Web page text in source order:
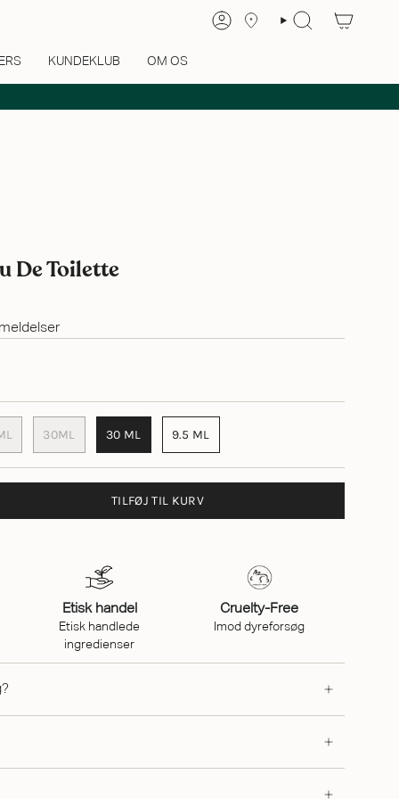
KUNDEKLUB OM OS
De Toilette
30ML 30 ML 9.5 ML
TILFØJ TIL KURV
Etisk handel
Etisk handlede
ingredienser
Cruelty-Free
Imod dyreforsøg